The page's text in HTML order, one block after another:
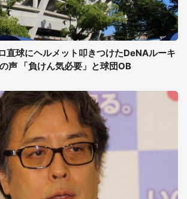
直球にヘルメット叩きつけたDeNAルーキ
声 「負けん気必要」と球団OB